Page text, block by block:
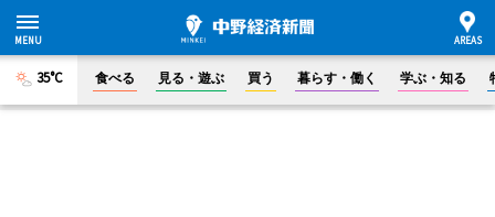
35°C 食べる 見る・遊ぶ 買う 暮らす・働く 学ぶ・知る